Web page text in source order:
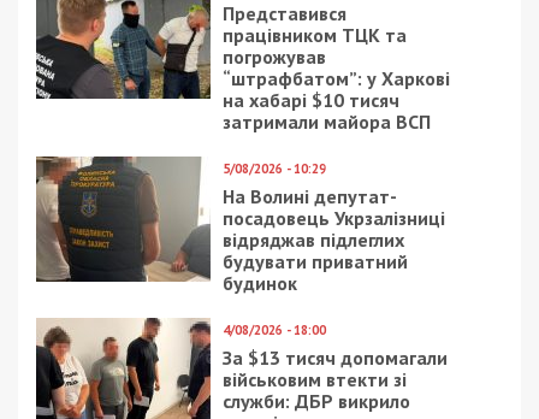
Представився
працівником ТЦК та
погрожував
“штрафбатом”: у Харкові
на хабарі $10 тисяч
затримали майора ВСП
5/08/2026 - 10:29
На Волині депутат-
посадовець Укрзалізниці
відряджав підлеглих
будувати приватний
будинок
4/08/2026 - 18:00
За $13 тисяч допомагали
військовим втекти зі
служби: ДБР викрило